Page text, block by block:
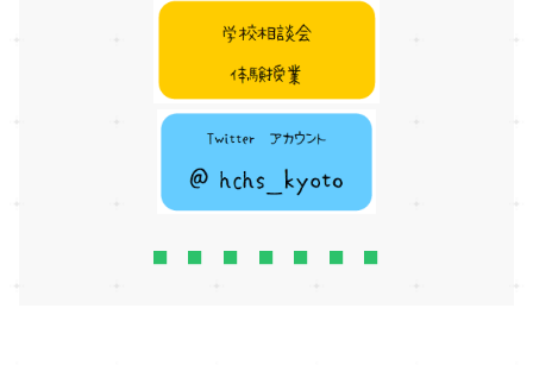
■ ■ ■ ■ ■ ■ ■